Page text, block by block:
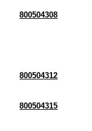
800504308
800504312
800504315